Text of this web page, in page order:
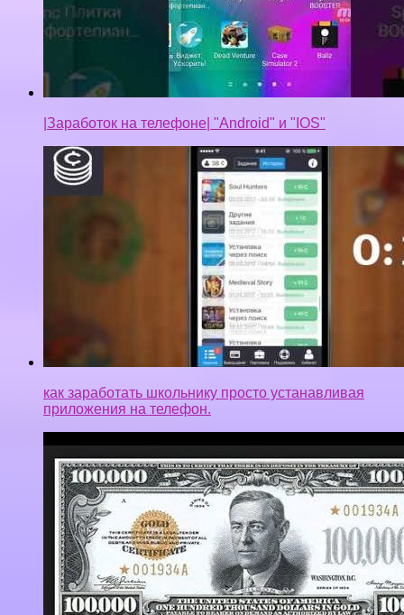
|Заработок на телефоне| "Android" и "IOS"
как заработать школьнику просто устанавливая
приложения на телефон.